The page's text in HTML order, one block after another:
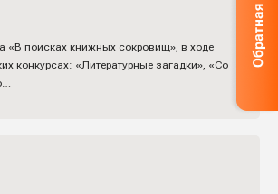
«В поисках книжных сокровищ», в ходе
конкурсах: «Литературные загадки», «Со